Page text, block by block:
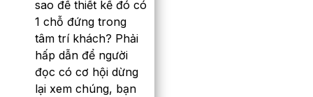
sao để thiết kế đó có
1 chỗ đứng trong
tâm trí khách? Phải
hấp dẫn để người
đọc có cơ hội dừng
lại xem chúng, bạn